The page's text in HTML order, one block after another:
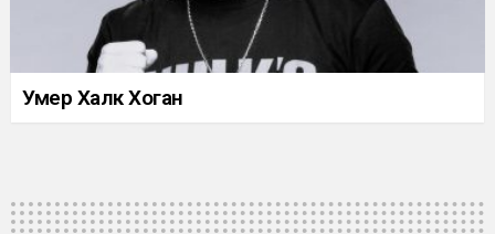
Умер Халк Хоган